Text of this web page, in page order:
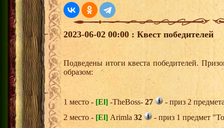
2023-06-02 00:00 : Квест победителей
Подведены итоги квеста победителей.
образом:
1 место - [El] -TheBoss- 27
- приз 2
2 место - [El] Arimla 32
- приз 1 предмет